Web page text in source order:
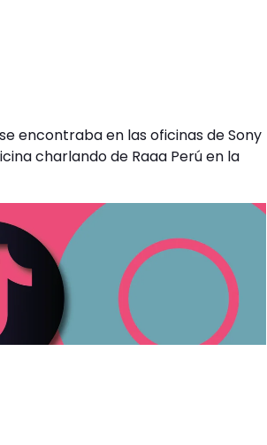
encontraba en las oficinas de Sony
charlando de Raaa Perú en la